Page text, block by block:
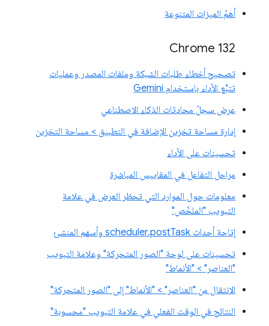
أهمّ الميزات المتنوعة
Chrome 132
تصحيح أخطاء طلبات الشبكة وملفات المصدر وعمليات
تتبُّع الأداء باستخدام Gemini
عرض سجلّ محادثات الذكاء الاصطناعي
إدارة مساحة تخزين الإضافة في التطبيق > مساحة التخزين
تحسينات على الأداء
مراحل التفاعل في المقاييس المباشرة
معلومات حول الموارد التي تحظر العرض في علامة
التبويب "الملخّص"
إتاحة أحداث scheduler.postTask وأسهم المنشئ
تحسينات على لوحة "الصور المتحركة" وعلامة التبويب
"العناصر" > "الأنماط"
الانتقال من "العناصر" > "الأنماط" إلى "الصور المتحركة"
النتائج في الوقت الفعلي في علامة التبويب "محسوبة"